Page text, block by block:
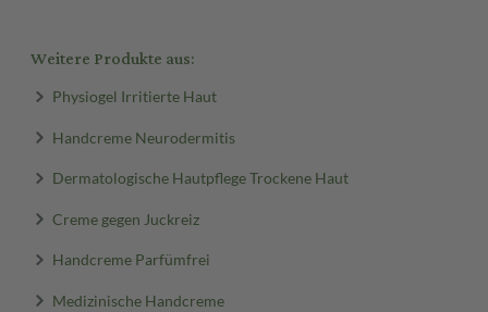
Weitere Produkte aus:
Physiogel Irritierte Haut
Handcreme Neurodermitis
Dermatologische Hautpflege Trockene Haut
Creme gegen Juckreiz
Handcreme Parfümfrei
Medizinische Handcreme